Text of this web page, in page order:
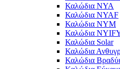
Καλώδια NYA
Καλώδια NYAF
Καλώδια NYΜ
Καλώδια
Καλώδια Solar
Καλώδια
Καλώδια